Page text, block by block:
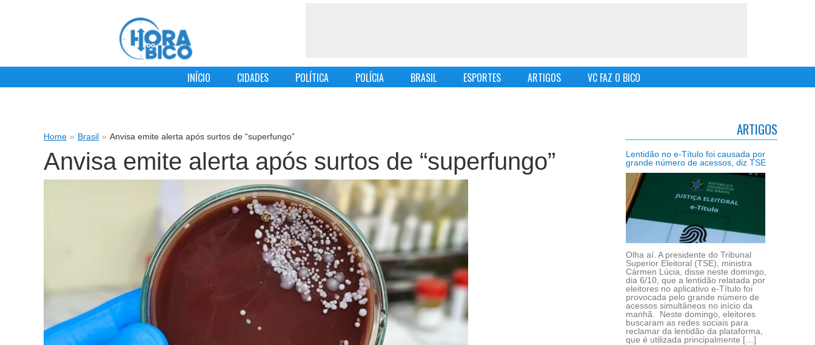
INÍCIO CIDADES POLÍTICA POLÍCIA BRASIL ESPORTES ARTIGOS VC FAZ O BICO
Home » Brasil » Anvisa emite alerta após surtos de “superfungo”
Anvisa emite alerta após surtos de “superfungo”
ARTIGOS
Lentidão no e-Título foi causada por
grande número de acessos, diz TSE
Olha aí. A presidente do Tribunal
Superior Eleitoral (TSE), ministra
Cármen Lúcia, disse neste domingo,
dia 6/10, que a lentidão relatada por
eleitores no aplicativo e-Título foi
provocada pelo grande número de
acessos simultâneos no início da
manhã. Neste domingo, eleitores
buscaram as redes sociais para
reclamar da lentidão da plataforma,
que é utilizada principalmente […]